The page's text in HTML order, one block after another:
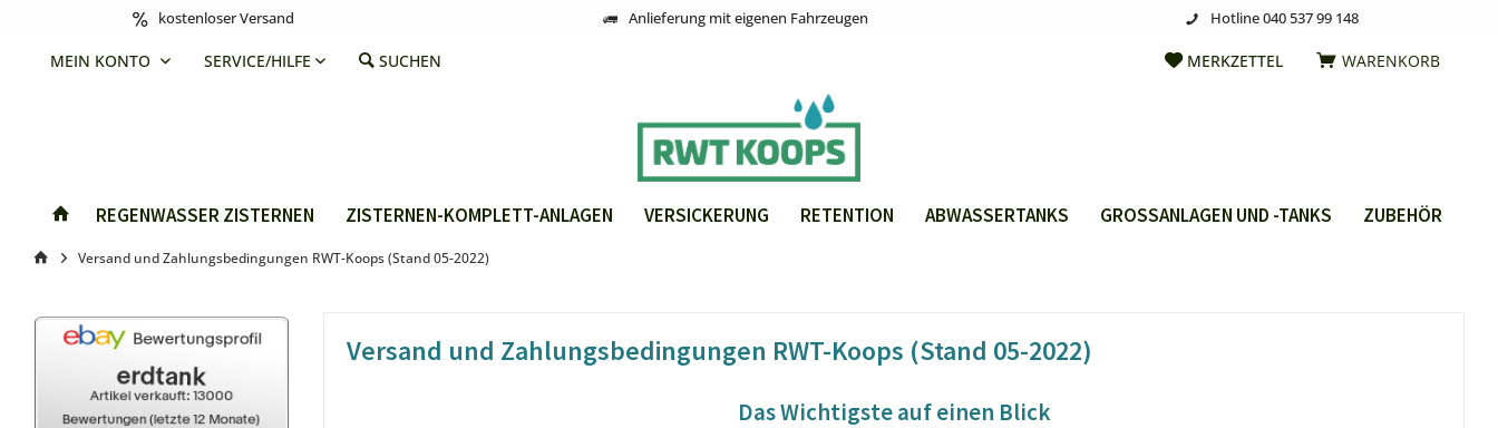
kostenloser Versand Anlieferung mit eigenen Fahrzeugen Hotline 040 537 99 148
WARENKORB
MERKZETTEL
MEIN KONTO SERVICE/HILFE SUCHEN
REGENWASSER ZISTERNEN ZISTERNEN-KOMPLETT-ANLAGEN VERSICKERUNG RETENTION ABWASSERTANKS GROSSANLAGEN UND -TANKS ZUBEHÖR
Versand und Zahlungsbedingungen RWT-Koops (Stand 05-2022)
Versand und Zahlungsbedingungen RWT-Koops (Stand 05-2022)
Das Wichtigste auf einen Blick